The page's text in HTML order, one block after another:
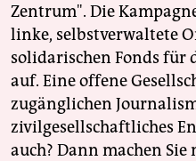
Zentrum". Die
linke, selbstverwaltete
solidarischen Fonds für
auf. Eine offene
zugänglichen
zivilgesellschaftliches
auch? Dann machen